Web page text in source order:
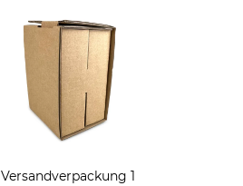
Versandverpackung 1